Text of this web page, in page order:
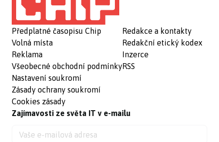
Předplatné časopisu Chip
Volná místa
Reklama
Všeobecné obchodní podmínky
Nastavení soukromí
Zásady ochrany soukromí
Cookies zásady
Redakce a kontakty
Redakční etický kodex
Inzerce
RSS
Zajímavosti ze světa IT v e-mailu